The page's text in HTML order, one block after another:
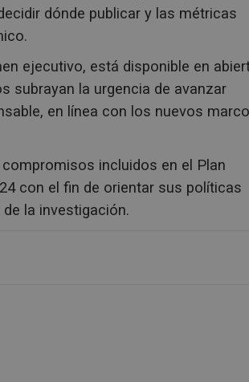
dónde publicar y las métricas
ejecutivo, está disponible en
subrayan la urgencia de avanzar
en línea con los nuevos
incluidos en el Plan
con el fin de orientar sus políticas
la investigación.